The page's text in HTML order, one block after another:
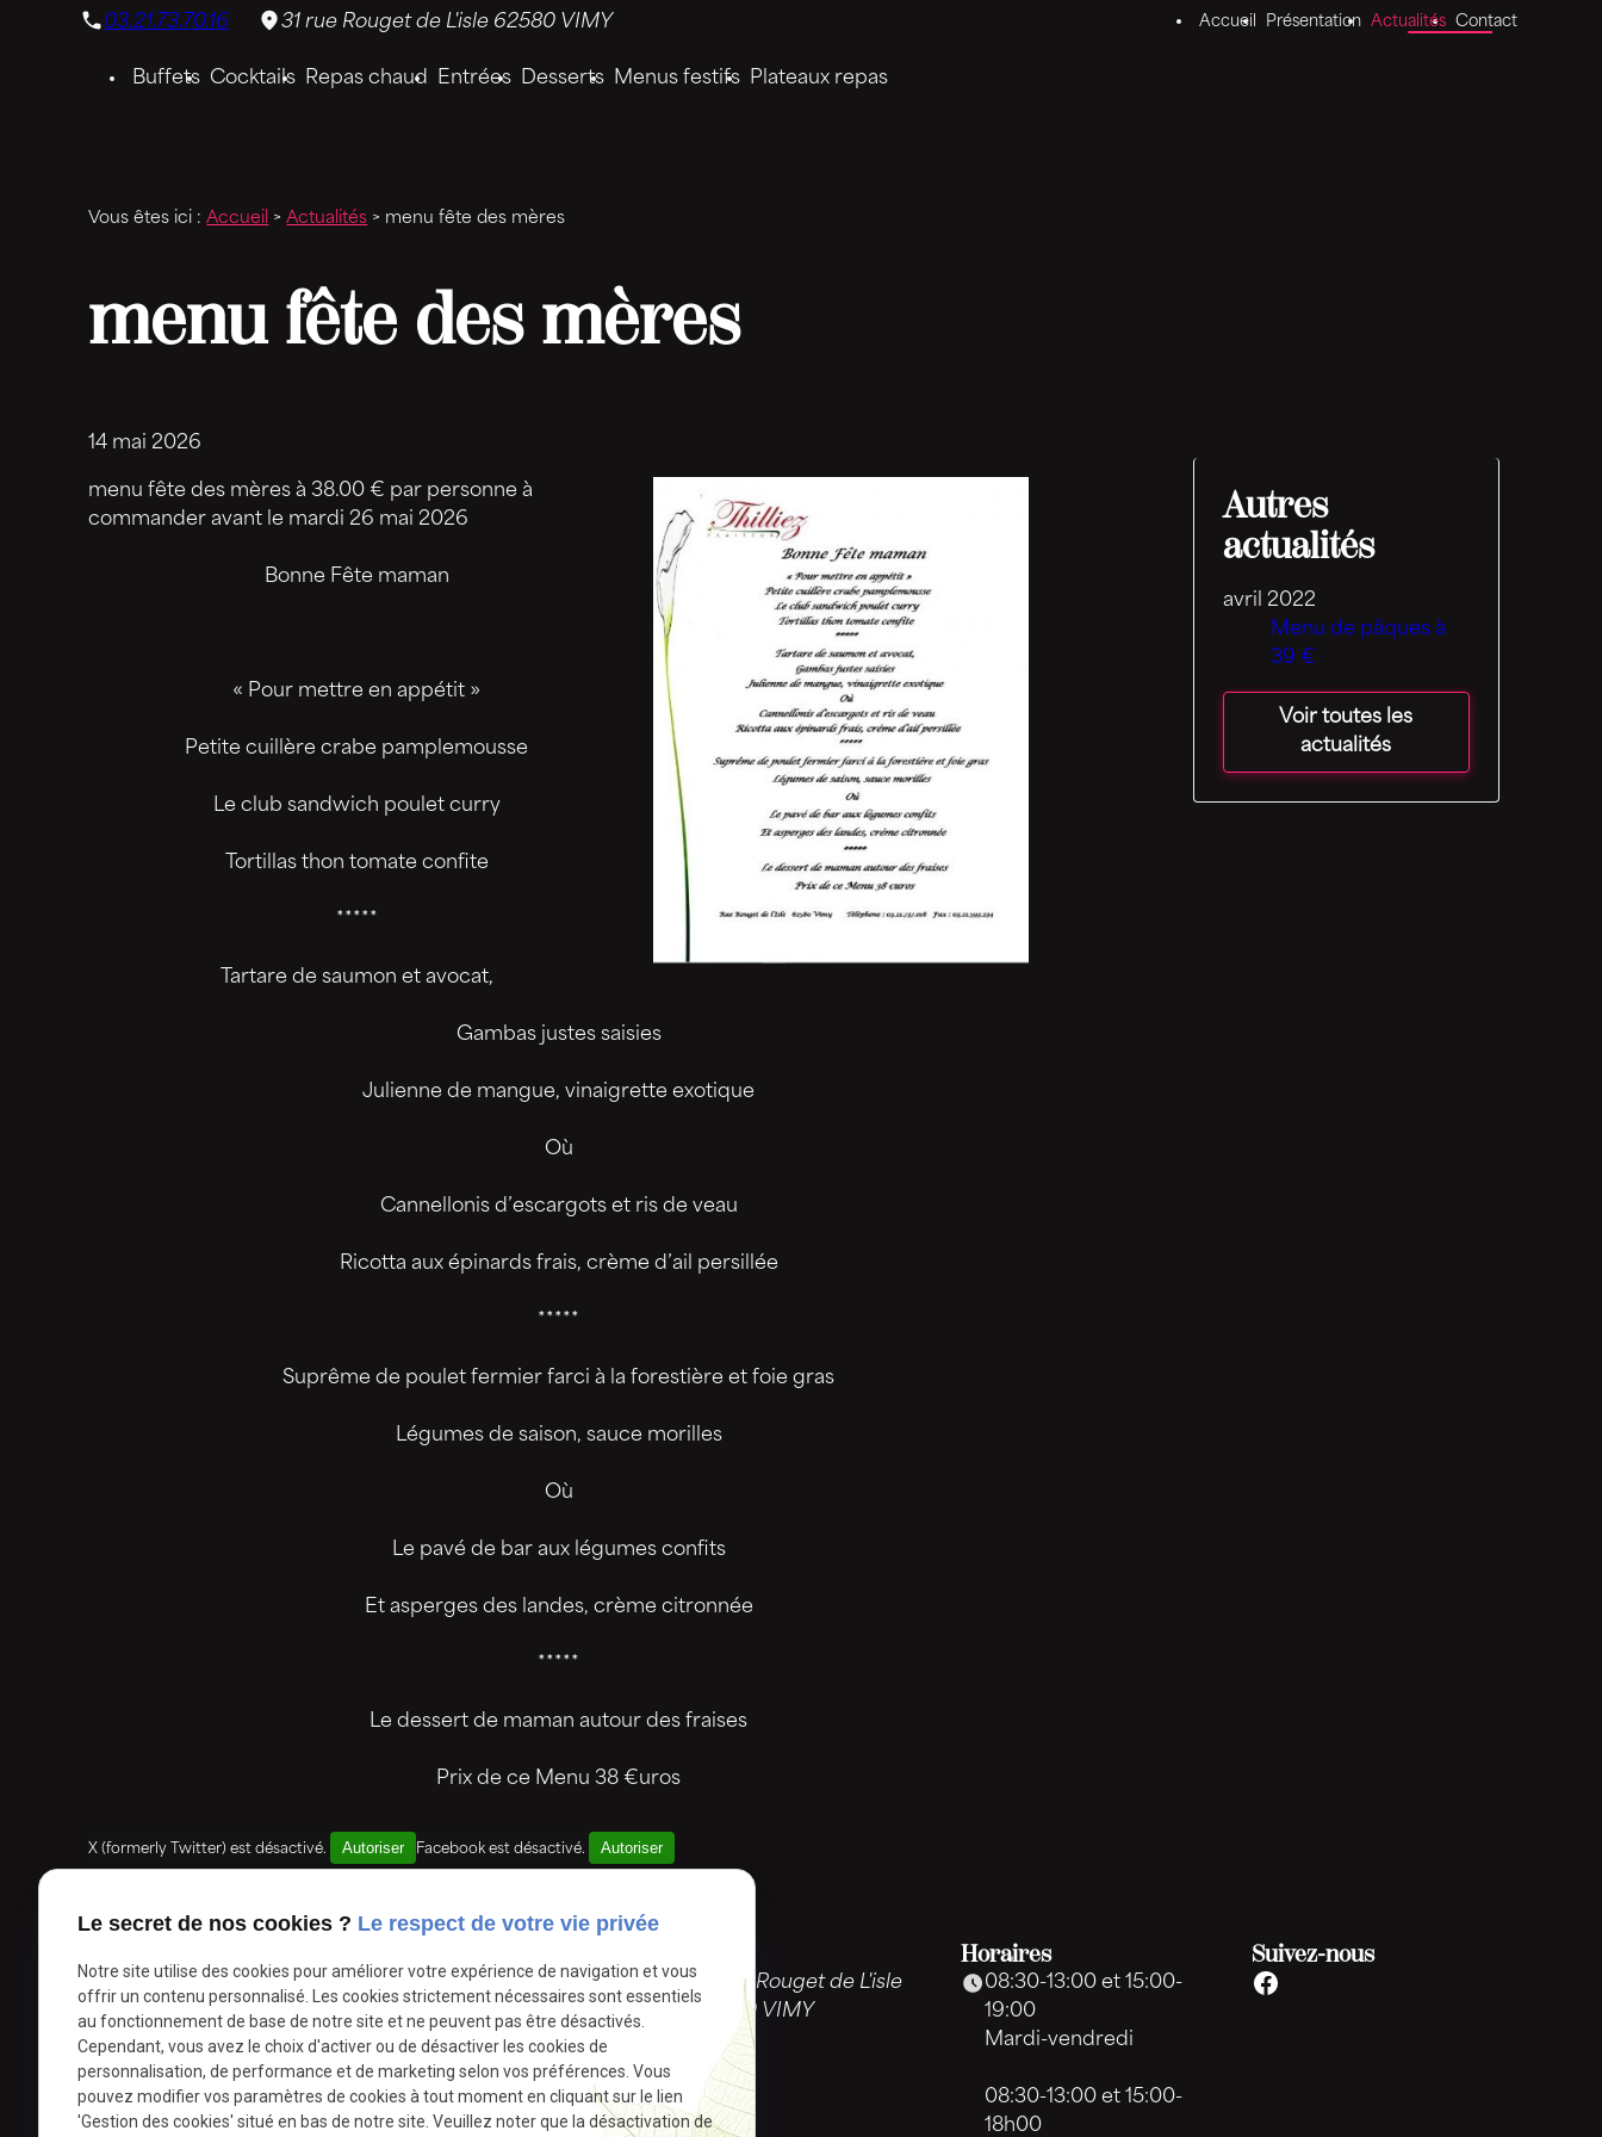
03.21.73.70.16 31 rue Rouget de L'isle 62580 VIMY Accueil Présentation Actualités Contact
Buffets Cocktails Repas chaud Entrées Desserts Menus festifs Plateaux repas
Vous êtes ici : Accueil >Actualités > menu fête des mères
menu fête des mères
14 mai 2026
menu fête des mères à 38.00 € par personne à
commander avant le mardi 26 mai 2026
Bonne Fête maman
« Pour mettre en appétit »
Petite cuillère crabe pamplemousse
Le club sandwich poulet curry
Tortillas thon tomate confite
*****
Tartare de saumon et avocat,
Gambas justes saisies
Julienne de mangue, vinaigrette exotique
Où
Cannellonis d’escargots et ris de veau
Ricotta aux épinards frais, crème d’ail persillée
*****
Suprême de poulet fermier farci à la forestière et foie gras
Légumes de saison, sauce morilles
Où
Le pavé de bar aux légumes confits
Et asperges des landes, crème citronnée
*****
Le dessert de maman autour des fraises
Prix de ce Menu 38 €uros
X (formerly Twitter) est désactivé. Autoriser Facebook est désactivé. Autoriser
Autres
actualités
avril 2022
Menu de pâques à
39 €
Voir toutes les
actualités
03.21.73.70.16
31 rue Rouget de L'isle
62580 VIMY
Horaires
08:30-13:00 et 15:00-
19:00
Mardi-vendredi
08:30-13:00 et 15:00-
18h00
Suivez-nous
Panneau de gestion des cookies
Le secret de nos cookies ? Le respect de votre vie privée
Notre site utilise des cookies pour améliorer votre expérience de navigation et vous
offrir un contenu personnalisé. Les cookies strictement nécessaires sont essentiels
au fonctionnement de base de notre site et ne peuvent pas être désactivés.
Cependant, vous avez le choix d'activer ou de désactiver les cookies de
personnalisation, de performance et de marketing selon vos préférences. Vous
pouvez modifier vos paramètres de cookies à tout moment en cliquant sur le lien
'Gestion des cookies' situé en bas de notre site. Veuillez noter que la désactivation de